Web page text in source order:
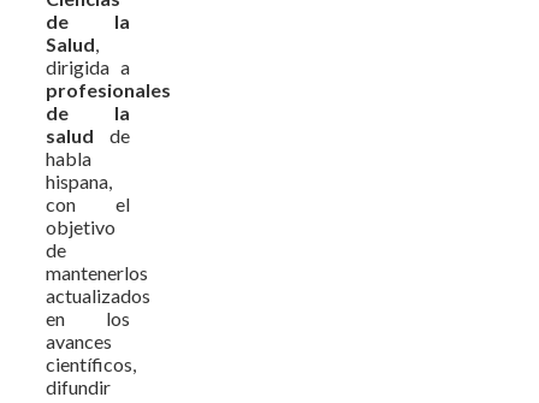
de la
Salud,
dirigida a
profesionales
de la
salud de
habla
hispana,
con el
objetivo
de
mantenerlos
actualizados
en los
avances
científicos,
difundir